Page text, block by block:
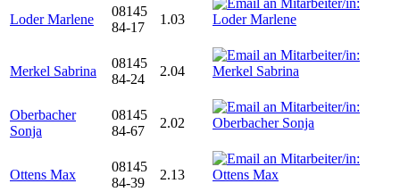
Loder Marlene
08145
84-17
1.03
Merkel Sabrina
08145
84-24
2.04
Oberbacher
Sonja
08145
84-67
2.02
Ottens Max
08145
84-39
2.13